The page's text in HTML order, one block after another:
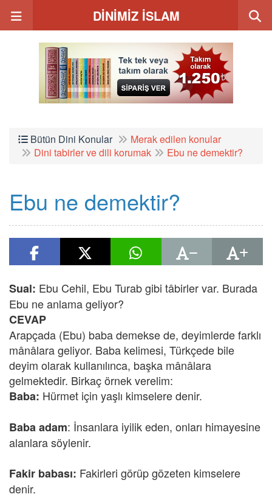
DİNİMİZ İSLAM
Bütün Dini Konular
Merak edilen konular
Dini tabirler ve dili korumak
Ebu ne demektir?
Ebu ne demektir?
Sual: Ebu Cehil, Ebu Turab gibi tâbirler var. Burada
Ebu ne anlama geliyor?
CEVAP
Arapçada (Ebu) baba demekse de, deyimlerde farklı
mânâlara geliyor. Baba kelimesi, Türkçede bile
deyim olarak kullanılınca, başka mânâlara
gelmektedir. Birkaç örnek verelim:
Baba: Hürmet için yaşlı kimselere denir.
Baba adam: İnsanlara iyilik eden, onları himayesine
alanlara söylenir.
Fakir babası: Fakirleri görüp gözeten kimselere
denir.